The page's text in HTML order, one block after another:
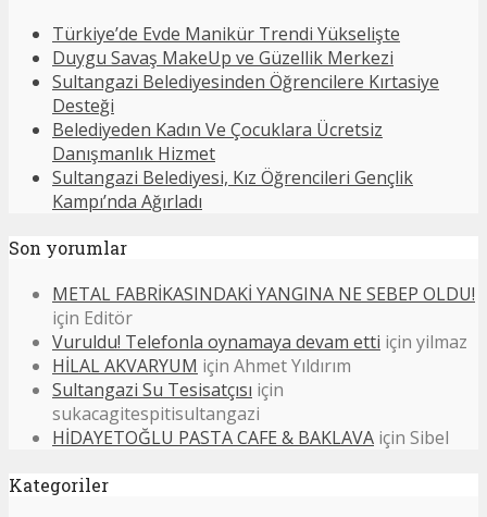
Türkiye’de Evde Manikür Trendi Yükselişte
Duygu Savaş MakeUp ve Güzellik Merkezi
Sultangazi Belediyesinden Öğrencilere Kırtasiye
Desteği
Belediyeden Kadın Ve Çocuklara Ücretsiz
Danışmanlık Hizmet
Sultangazi Belediyesi, Kız Öğrencileri Gençlik
Kampı’nda Ağırladı
Son yorumlar
METAL FABRİKASINDAKİ YANGINA NE SEBEP OLDU!
için Editör
Vuruldu! Telefonla oynamaya devam etti için yilmaz
HİLAL AKVARYUM için Ahmet Yıldırım
Sultangazi Su Tesisatçısı için
sukacagitespitisultangazi
HİDAYETOĞLU PASTA CAFE & BAKLAVA için Sibel
Kategoriler